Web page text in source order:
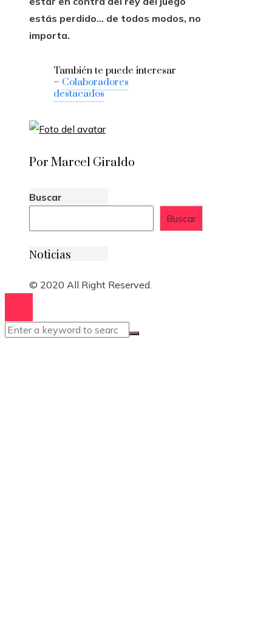
estás perdido… de todos modos, no
importa.
También te puede interesar
– Colaboradores
destacados
Por Marcel Giraldo
Buscar
Buscar
Noticias
© 2020 All Right Reserved.